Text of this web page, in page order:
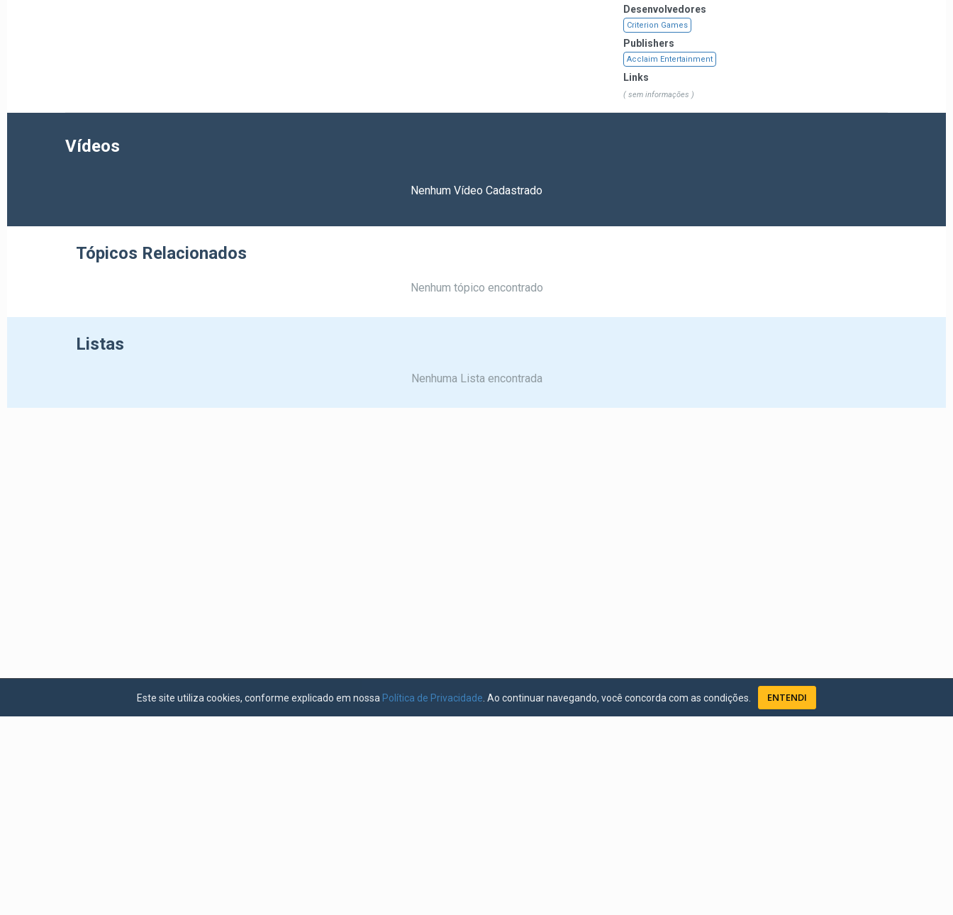
Desenvolvedores
Criterion Games
Publishers
Acclaim Entertainment
Links
( sem informações )
Vídeos
Nenhum Vídeo Cadastrado
Tópicos Relacionados
Nenhum tópico encontrado
Listas
Nenhuma Lista encontrada
Este site utiliza cookies, conforme explicado em nossa Política de Privacidade . Ao continuar navegando, você concorda com as condições. ENTENDI